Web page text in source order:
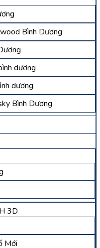
Bình Dương
dương
dương
Bình Dương
3D
Mới